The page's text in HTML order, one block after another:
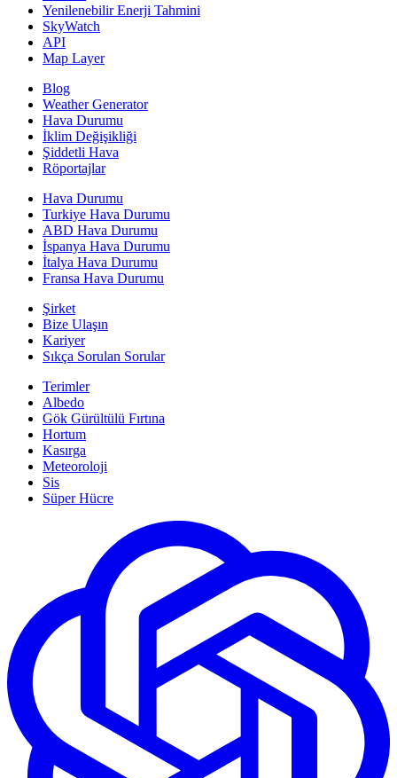
Yenilenebilir Enerji Tahmini
SkyWatch
API
Map Layer
Blog
Weather Generator
Hava Durumu
İklim Değişikliği
Şiddetli Hava
Röportajlar
Hava Durumu
Turkiye Hava Durumu
ABD Hava Durumu
İspanya Hava Durumu
İtalya Hava Durumu
Fransa Hava Durumu
Şirket
Bize Ulaşın
Kariyer
Sıkça Sorulan Sorular
Terimler
Albedo
Gök Gürültülü Fırtına
Hortum
Kasırga
Meteoroloji
Sis
Süper Hücre